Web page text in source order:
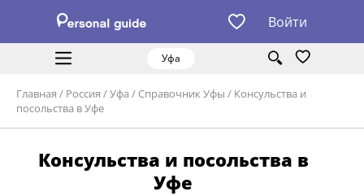
Войти
Уфа
Главная / Россия /Уфа / Справочник Уфы / Консульства и
посольства в Уфе
Консульства и посольства в
Уфе